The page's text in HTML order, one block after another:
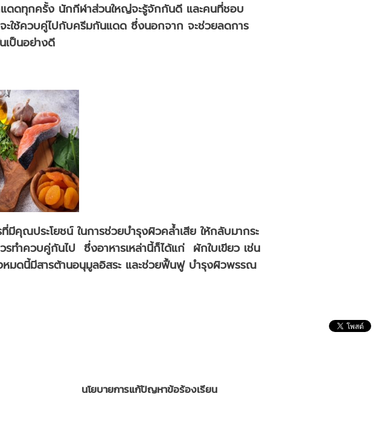
ดดทุกครั้ง นักกีฬาส่วนใหญ่จะรู้จักกันดี และคนที่ชอบ
ช้ควบคู่ไปกับครีมกันแดด ซึ่งนอกจาก จะช่วยลดการ
เป็นอย่างดี
คุณประโยชน์ ในการช่วยบำรุงผิวคล้ำเสีย ให้กลับมากระ
ทำควบคู่กันไป ซึ่งอาหารเหล่านี้ก็ได้แก่ ผักใบเขียว เช่น
มดนี้มีสารต้านอนุมูลอิสระ และช่วยฟื้นฟู บำรุงผิวพรรณ
นโยบายการแก้ปัญหาข้อร้องเรียน